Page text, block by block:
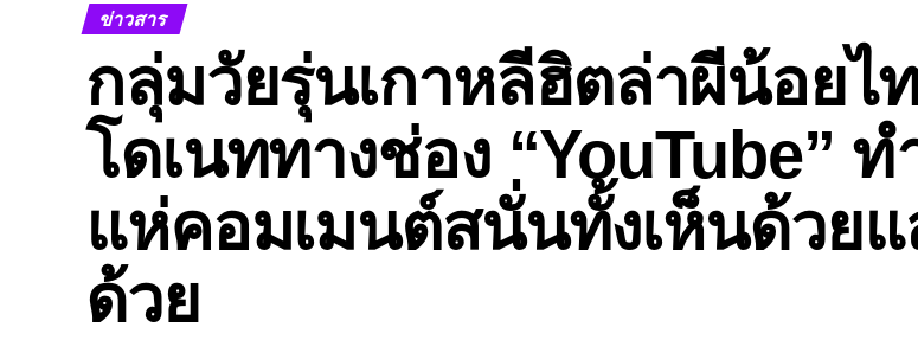
ข่าวสาร
กลุ่มวัยรุ่นเกาหลีฮิตล่าผีน้อยไ
โดเนททางช่อง “YouTube” ท
แห่คอมเมนต์สนั่นทั้งเห็นด้วยแ
ด้วย